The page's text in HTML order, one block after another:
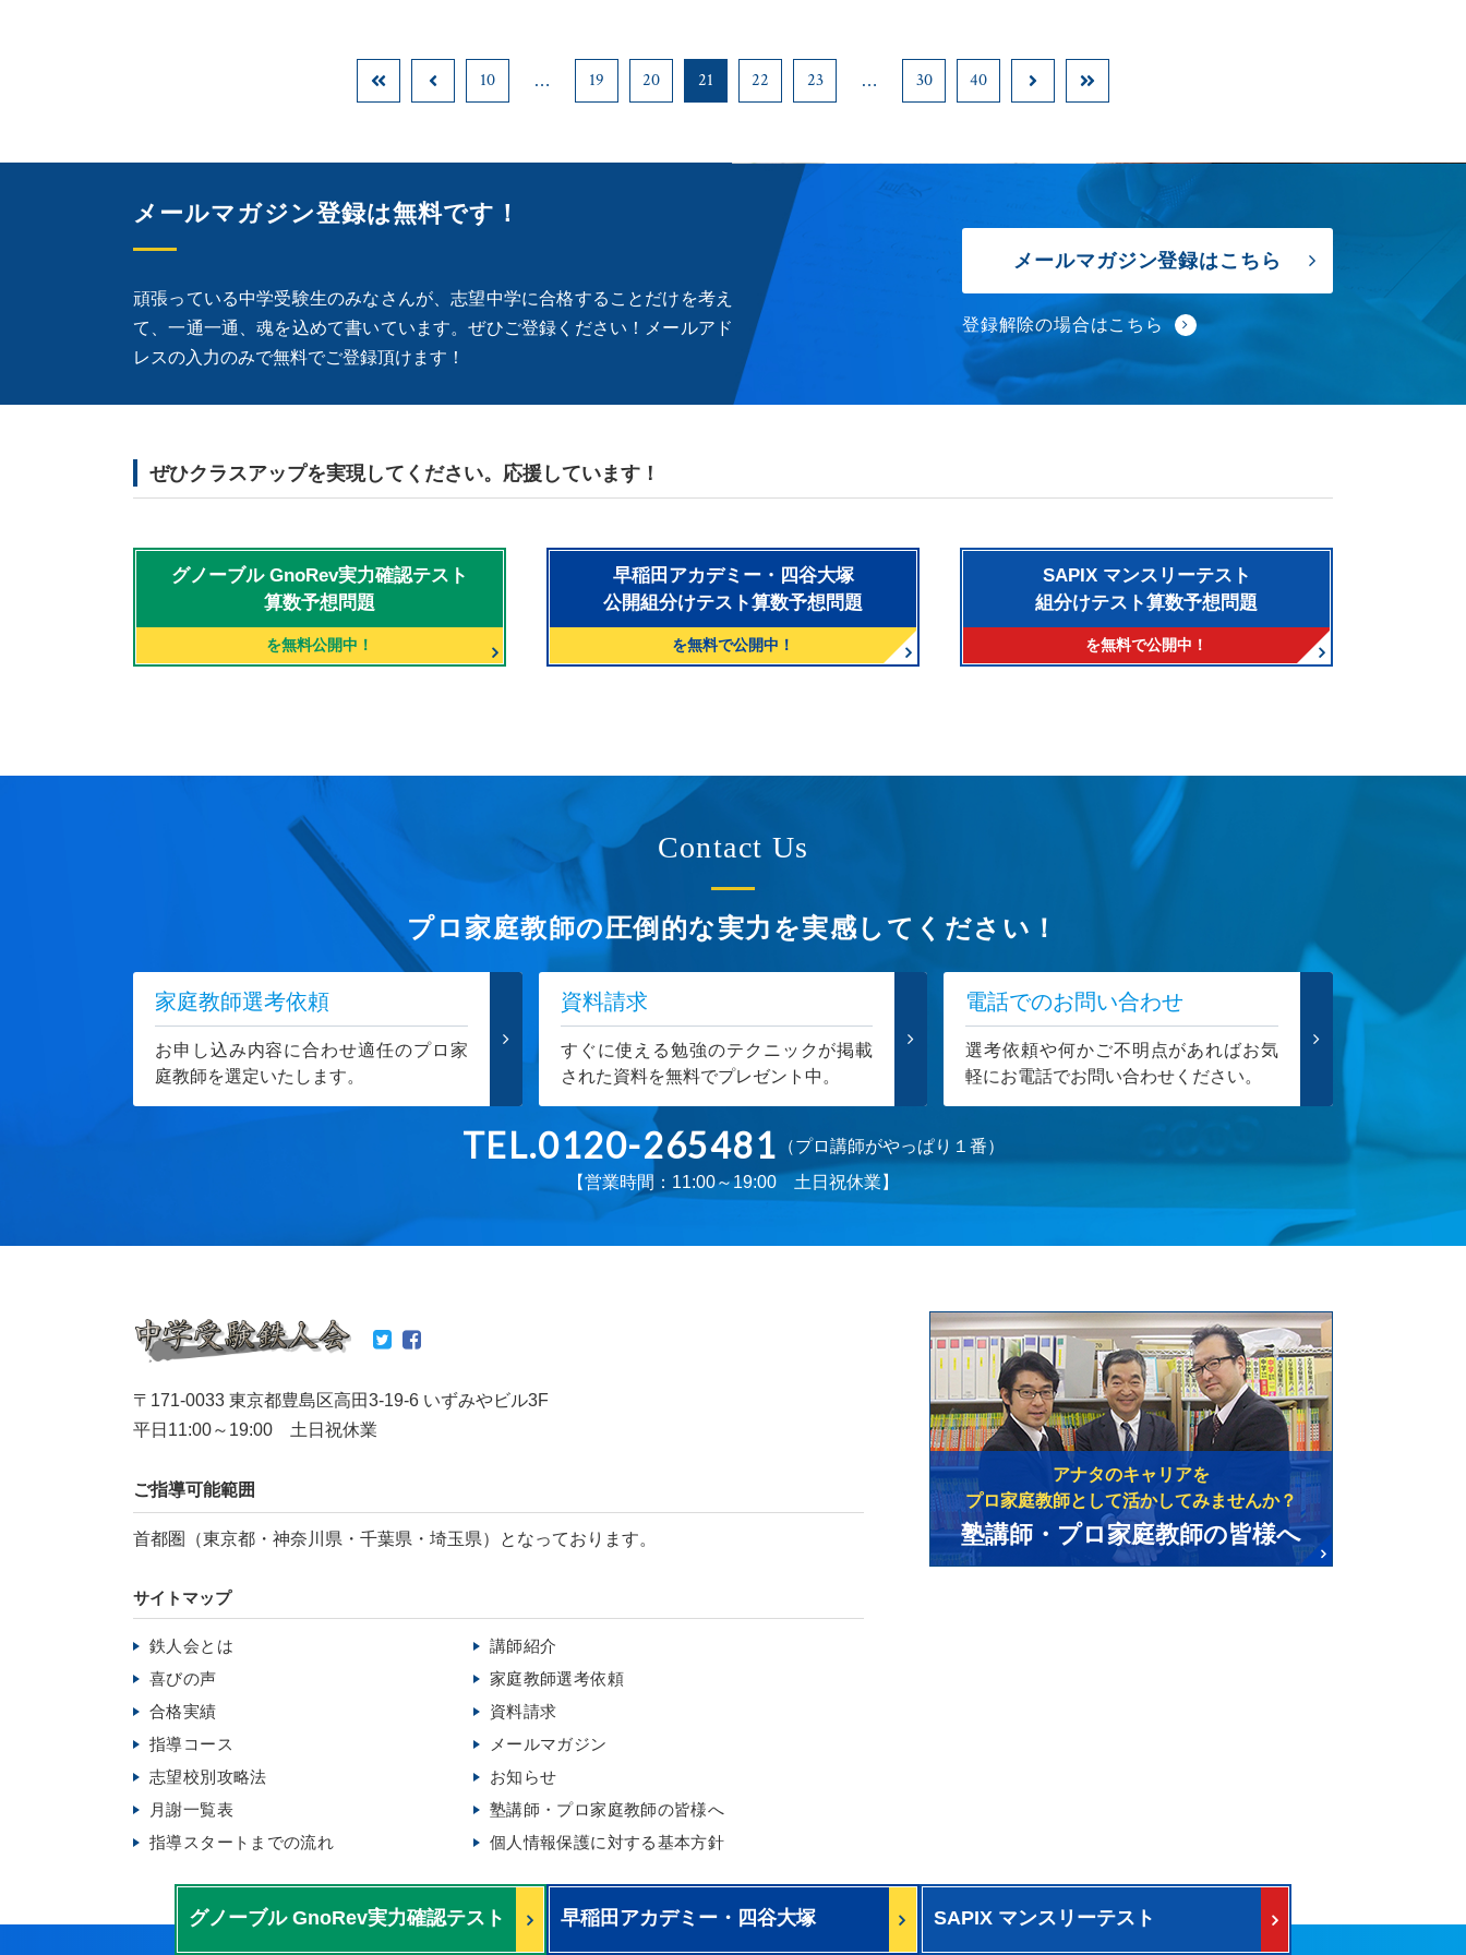
グノーブル GnoRev実力確認テスト 早稲田アカデミー・四谷大塚 SAPIX マンスリーテスト
10 19 20 21 22 23 30 40
メールマガジン登録は無料です！
頑張っている中学受験生のみなさんが、志望中学に合格することだけを考え
て、一通一通、魂を込めて書いています。ぜひご登録ください！メールアド
レスの入力のみで無料でご登録頂けます！
メールマガジン登録はこちら
登録解除の場合はこちら
ぜひクラスアップを実現してください。応援しています！
グノーブル GnoRev実力確認テスト
算数予想問題
を無料公開中！
早稲田アカデミー・四谷大塚
公開組分けテスト算数予想問題
を無料で公開中！
SAPIX マンスリーテスト
組分けテスト算数予想問題
を無料で公開中！
Contact Us
プロ家庭教師の圧倒的な実力を実感してください！
家庭教師選考依頼
お申し込み内容に合わせ適任のプロ家
庭教師を選定いたします。
資料請求
すぐに使える勉強のテクニックが掲載
された資料を無料でプレゼント中。
電話でのお問い合わせ
選考依頼や何かご不明点があればお気
軽にお電話でお問い合わせください。
TEL.0120-265481 （プロ講師がやっぱり１番）
【営業時間：11:00～19:00 土日祝休業】
〒171-0033 東京都豊島区高田3-19-6 いずみやビル3F
平日11:00～19:00 土日祝休業
ご指導可能範囲
首都圏（東京都・神奈川県・千葉県・埼玉県）となっております。
サイトマップ
鉄人会とは
喜びの声
合格実績
指導コース
志望校別攻略法
月謝一覧表
指導スタートまでの流れ
講師紹介
家庭教師選考依頼
資料請求
メールマガジン
お知らせ
塾講師・プロ家庭教師の皆様へ
個人情報保護に対する基本方針
アナタのキャリアを
プロ家庭教師として活かしてみませんか？
塾講師・プロ家庭教師の皆様へ